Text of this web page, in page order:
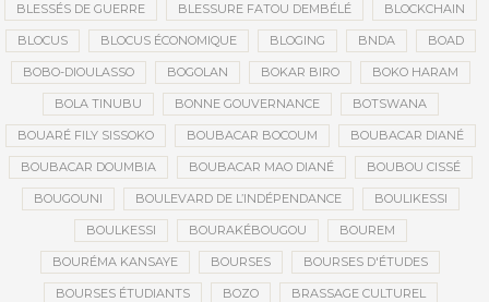
BLESSÉS DE GUERRE BLESSURE FATOU DEMBÉLÉ BLOCKCHAIN
BLOCUS BLOCUS ÉCONOMIQUE BLOGING BNDA BOAD
BOBO-DIOULASSO BOGOLAN BOKAR BIRO BOKO HARAM
BOLA TINUBU BONNE GOUVERNANCE BOTSWANA
BOUARÉ FILY SISSOKO BOUBACAR BOCOUM BOUBACAR DIANÉ
BOUBACAR DOUMBIA BOUBACAR MAO DIANÉ BOUBOU CISSÉ
BOUGOUNI BOULEVARD DE L’INDÉPENDANCE BOULIKESSI
BOULKESSI BOURAKÉBOUGOU BOUREM
BOURÉMA KANSAYE BOURSES BOURSES D'ÉTUDES
BOURSES ÉTUDIANTS BOZO BRASSAGE CULTUREL